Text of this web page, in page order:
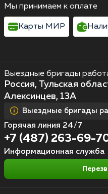
Выездные бригады
Россия, Тульская
Алексинцев, 13А
Выездные бригады
Горячая линия 24/7
+7 (487) 263-69-
Информационная служба
Мы принимаем к оплате
Карты МИР